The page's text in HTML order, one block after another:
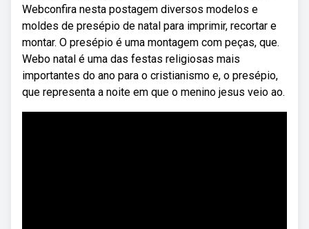
Webconfira nesta postagem diversos modelos e
moldes de presépio de natal para imprimir, recortar e
montar. O presépio é uma montagem com peças, que.
Webo natal é uma das festas religiosas mais
importantes do ano para o cristianismo e, o presépio,
que representa a noite em que o menino jesus veio ao.